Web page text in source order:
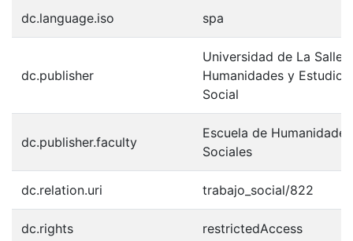
dc.language.iso spa
dc.publisher
Universidad de La Salle.
Humanidades y
Social
dc.publisher.faculty
Escuela de
Sociales
dc.relation.uri trabajo_social/822
dc.rights restrictedAccess